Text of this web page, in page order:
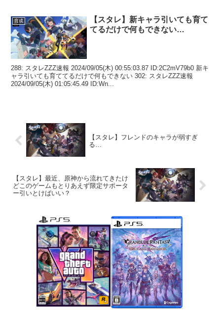
育成
【スタレ】新キャラ引いても育て
てるだけで何もできない…
288: スタレZZZ速報 2024/09/05(木) 00:55:03.87 ID:2C2mV79b0 新キ
ャラ引いても育ててるだけで何もできない 302: スタレZZZ速報
2024/09/05(木) 01:05:45.49 ID:Wn...
【スタレ】フレンドのキャラが弱すぎ
る…
【スタレ】最近、原神から流れてきたけ
どこのゲームもとりあえず限定サポータ
ー引いとけばいい？